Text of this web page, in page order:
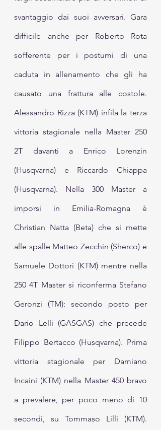
svantaggio dai suoi avversari. Gara
difficile anche per Roberto Rota
sofferente per i postumi di una
caduta in allenamento che gli ha
causato una frattura alle costole.
Alessandro Rizza (KTM) infila la terza
vittoria stagionale nella Master 250
2T davanti a Enrico Lorenzin
(Husqvarna) e Riccardo Chiappa
(Husqvarna). Nella 300 Master a
imporsi in Emilia-Romagna è
Christian Natta (Beta) che si mette
alle spalle Matteo Zecchin (Sherco) e
Samuele Dottori (KTM) mentre nella
250 4T Master si riconferma Stefano
Geronzi (TM): secondo posto per
Dario Lelli (GASGAS) che precede
Filippo Bertacco (Husqvarna). Prima
vittoria stagionale per Damiano
Incaini (KTM) nella Master 450 bravo
a prevalere, per poco meno di 10
secondi, su Tommaso Lilli (KTM).